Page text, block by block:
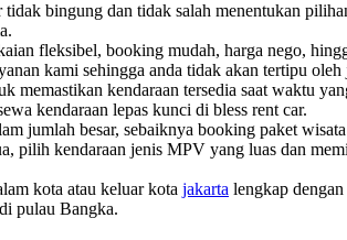
bingung dan tidak salah menentukan
fleksibel, booking mudah, harga nego,
kami sehingga anda tidak akan tertipu oleh
kendaraan tersedia saat waktu
kendaraan lepas kunci di bless rent car.
jumlah besar, sebaiknya booking paket
pilih kendaraan jenis MPV yang luas dan
kota atau keluar kota jakarta lengkap
pulau Bangka.